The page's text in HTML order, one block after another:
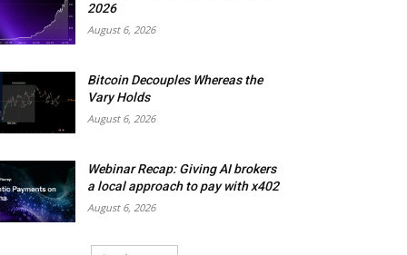
2026
August 6, 2026
Bitcoin Decouples Whereas the
Vary Holds
August 6, 2026
Webinar Recap: Giving AI brokers
a local approach to pay with x402
August 6, 2026